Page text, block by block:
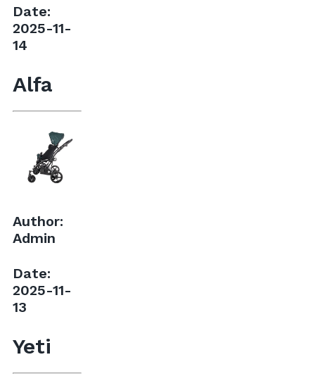
Date:
2025-11-
14
Alfa
Author:
Admin
Date:
2025-11-
13
Yeti